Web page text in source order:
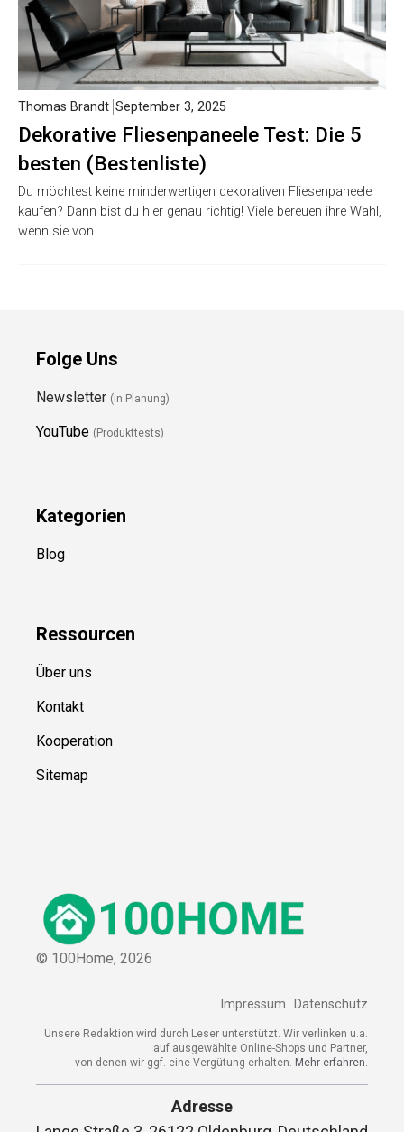
Dekorative Fliesenpaneele Test: Die 5
besten (Bestenliste)
Thomas Brandt September 3, 2025
Du möchtest keine minderwertigen dekorativen Fliesenpaneele
kaufen? Dann bist du hier genau richtig! Viele bereuen ihre Wahl,
wenn sie von…
Folge Uns
Newsletter (in Planung)
YouTube (Produkttests)
Kategorien
Blog
Ressourcen
Über uns
Kontakt
Kooperation
Sitemap
© 100Home, 2026
Impressum Datenschutz
Unsere Redaktion wird durch Leser unterstützt. Wir verlinken u.a.
auf ausgewählte Online-Shops und Partner,
von denen wir ggf. eine Vergütung erhalten. Mehr erfahren.
Adresse